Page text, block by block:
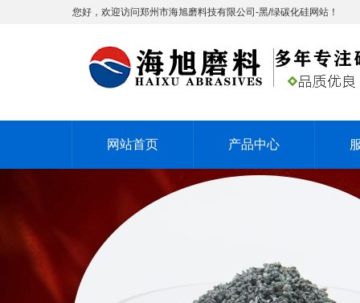
您好，欢迎访问郑州市海旭磨料技有限公司-黑/绿碳化硅网站！
网站首页 产品中心